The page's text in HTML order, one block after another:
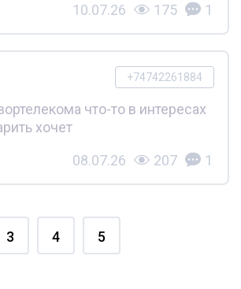
10.07.26 175 1
+74742261884
что-то в интересах
хочет
08.07.26 207 1
3 4 5